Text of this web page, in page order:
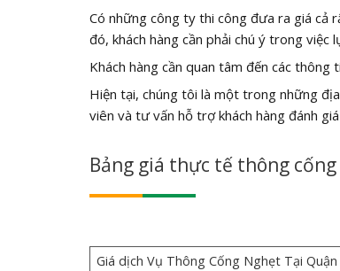
Có những công ty thi công đưa ra giá cả
đó, khách hàng cần phải chú ý trong
Khách hàng cần quan tâm đến các
Hiện tại, chúng tôi là một trong những
viên và tư vấn hỗ trợ khách hàng đánh
Bảng giá thực tế thông
Giá dịch Vụ Thông Cống Nghẹt Tại Quận